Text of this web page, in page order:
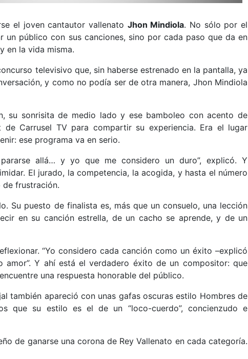
el joven cantautor vallenato Jhon Mindiola. No sólo por el
un público con sus canciones, sino por cada paso que da en
en la vida misma.
televisivo que, sin haberse estrenado en la pantalla, ya
y como no podía ser de otra manera, Jhon Mindiola
su sonrisita de medio lado y ese bamboleo con acento de
Carrusel TV para compartir su experiencia. Era el lugar
ese programa va en serio.
allá… y yo que me considero un duro”, explicó. Y
El jurado, la competencia, la acogida, y hasta el número
de frustración.
Su puesto de finalista es, más que un consuelo, una lección
en su canción estrella, de un cacho se aprende, y de un
“Yo considero cada canción como un éxito –explicó
amor”. Y ahí está el verdadero éxito de un compositor: que
una respuesta honorable del público.
también apareció con unas gafas oscuras estilo Hombres de
que su estilo es el de un “loco-cuerdo”, concienzudo e
de ganarse una corona de Rey Vallenato en cada categoría.